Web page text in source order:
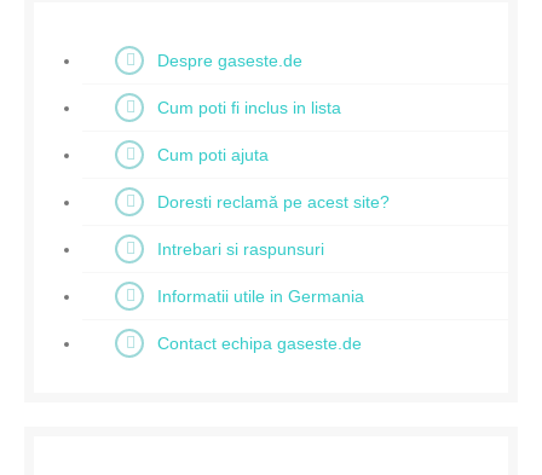
Despre gaseste.de
Cum poti fi inclus in lista
Cum poti ajuta
Doresti reclamă pe acest site?
Intrebari si raspunsuri
Informatii utile in Germania
Contact echipa gaseste.de